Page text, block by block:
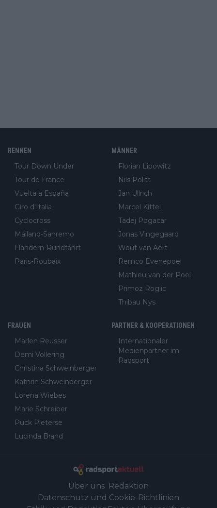
RENNEN
Tour Down Under
Tour de France
Vuelta a España
Giro d'Italia
Cyclocross
Mailand-Sanremo
Flandern-Rundfahrt
Paris-Roubaix
MÄNNER
Florian Lipowitz
Nils Politt
Jan Ullrich
Marcel Kittel
Tadej Pogacar
Jonas Vingegaard
Wout van Aert
Remco Evenepoel
Mathieu van der Poel
Primoz Roglic
Thibau Nys
FRAUEN
Marlen Reusser
Demi Vollering
Christina Schweinberger
Kathrin Schweinberger
Lorena Wiebes
Marie Schreiber
Puck Pieterse
Lucinda Brand
PARTNER & KOOPERATIONEN
Internationaler
Medienpartner im
Radsport
Über uns Redaktion
Datenschutz und Cookie-Richtlinien